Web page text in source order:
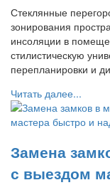
Стеклянные
зонирования
инсоляции в
стилистическую
перепланировки и
Читать далее...
Замена
с выездом